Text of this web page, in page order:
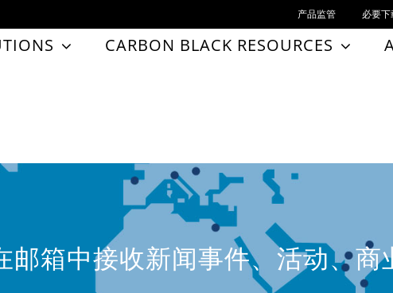
产品监管 必要下
CARBON BLACK RESOURCES
邮箱中接收新闻事件、活动、商